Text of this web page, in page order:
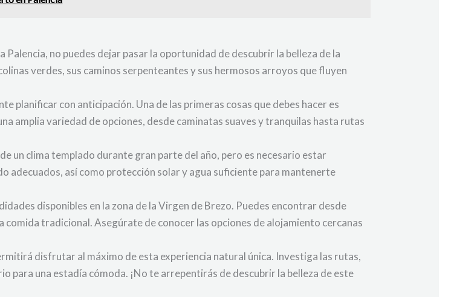
no puedes dejar pasar la oportunidad de descubrir la belleza de la
verdes, sus caminos serpenteantes y sus hermosos arroyos que fluyen
planificar con anticipación. Una de las primeras cosas que debes hacer es
amplia variedad de opciones, desde caminatas suaves y tranquilas hasta rutas
un clima templado durante gran parte del año, pero es necesario estar
adecuados, así como protección solar y agua suficiente para mantenerte
disponibles en la zona de la Virgen de Brezo. Puedes encontrar desde
tradicional. Asegúrate de conocer las opciones de alojamiento cercanas
disfrutar al máximo de esta experiencia natural única. Investiga las rutas,
para una estadía cómoda. ¡No te arrepentirás de descubrir la belleza de este